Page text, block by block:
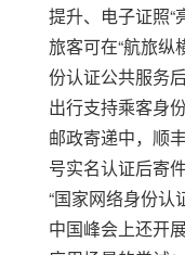
提升、电子证照“
旅客可在“航旅纵
份认证公共服务
出行支持乘客身
邮政寄递中，顺
号实名认证后寄
“国家网络身份认
中国峰会上还开